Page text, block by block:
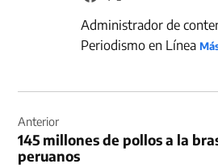
Administrador de
Periodismo en Línea
de
entradas
Anterior
145 millones de pollos a la
peruanos